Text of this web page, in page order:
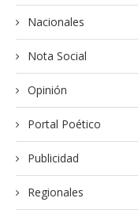
Nacionales
Nota Social
Opinión
Portal Poético
Publicidad
Regionales